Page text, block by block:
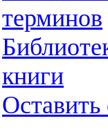
терминов
книги
Оставить